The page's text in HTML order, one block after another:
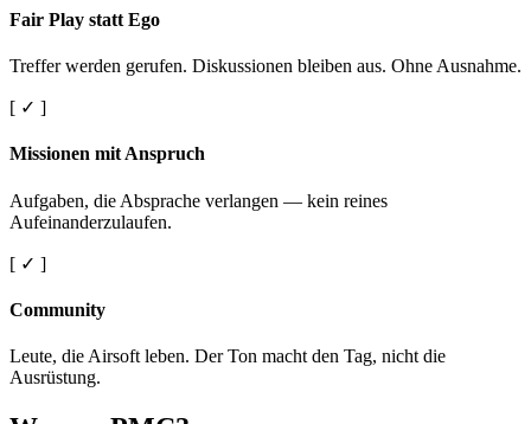
Fair Play statt Ego
Treffer werden gerufen. Diskussionen bleiben aus. Ohne Ausnahme.
[ ✓ ]
Missionen mit Anspruch
Aufgaben, die Absprache verlangen — kein reines
Aufeinanderzulaufen.
[ ✓ ]
Community
Leute, die Airsoft leben. Der Ton macht den Tag, nicht die
Ausrüstung.